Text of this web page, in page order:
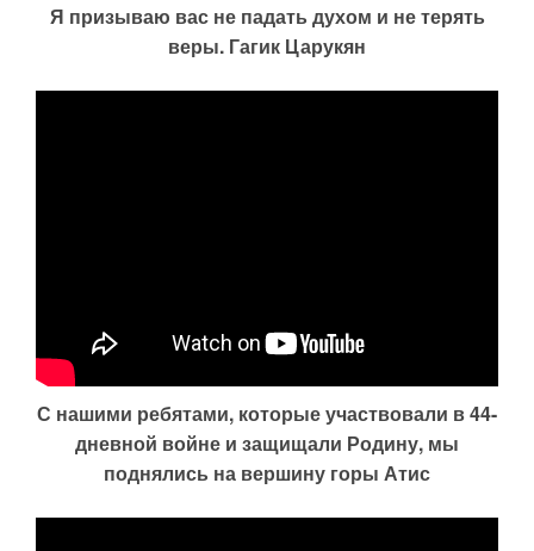
Я призываю вас не падать духом и не терять
веры. Гагик Царукян
С нашими ребятами, которые участвовали в 44-
дневной войне и защищали Родину, мы
поднялись на вершину горы Атис